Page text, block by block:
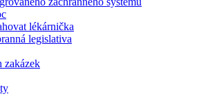
lékárnička
legislativa
zakázek